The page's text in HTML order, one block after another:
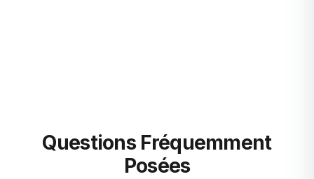
Questions Fréquemment
Posées